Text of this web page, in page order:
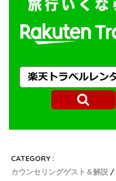
CATEGORY :
カウンセリングゲスト＆解説